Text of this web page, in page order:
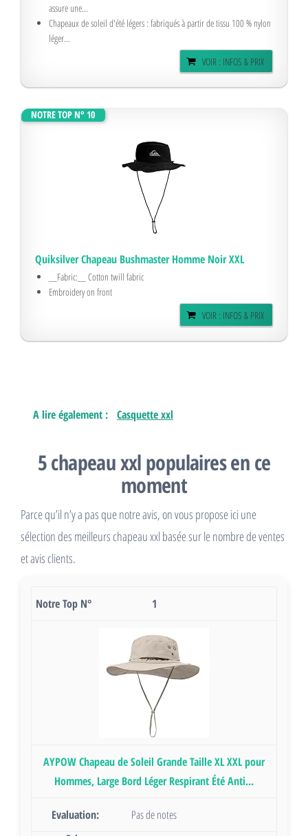
assure une...
Chapeaux de soleil d'été légers : fabriqués à partir de tissu 100 % nylon
léger...
VOIR : INFOS & PRIX
NOTRE TOP N° 10
Quiksilver Chapeau Bushmaster Homme Noir XXL
__Fabric:__ Cotton twill fabric
Embroidery on front
VOIR : INFOS & PRIX
A lire également : Casquette xxl
5 chapeau xxl populaires en ce
moment
Parce qu’il n’y a pas que notre avis, on vous propose ici une
sélection des meilleurs chapeau xxl basée sur le nombre de ventes
et avis clients.
1
AYPOW Chapeau de Soleil Grande Taille XL XXL pour
Hommes, Large Bord Léger Respirant Été Anti...
Pas de notes